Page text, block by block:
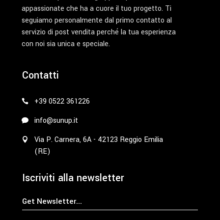
appassionate che ha a cuore il tuo progetto. Ti
seguiamo personalmente dal primo contatto al
servizio di post vendita perché la tua esperienza
con noi sia unica e speciale.
Contatti
+39 0522 361226
info@sunup.it
Via P. Carnera, 6A - 42123 Reggio Emilia
(RE)
Iscriviti alla newsletter